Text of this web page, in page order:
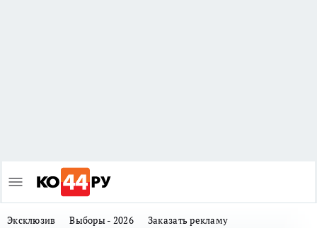
Эксклюзив Выборы - 2026 Заказать рекламу